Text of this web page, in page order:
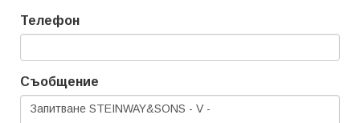
Телефон
Съобщение